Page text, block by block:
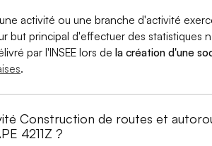
activité ou une branche d'activité
but principal d'effectuer des statistiques
par l'INSEE lors dela création d'une
.
Construction de routes et
4211Z ?